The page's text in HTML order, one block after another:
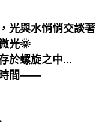
光與水悄悄交談著
光🌞
於螺旋之中...
時間——